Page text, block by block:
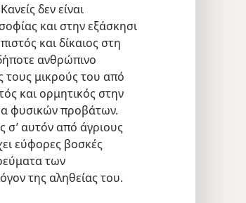
δεν είναι
και στην εξάσκησι
και δίκαιος στη
ανθρώπινο
τους μικρούς του από
και ορμητικός στην
φυσικών προβάτων.
αυτόν από άγριους
εύφορες βοσκές
των
της αληθείας του.